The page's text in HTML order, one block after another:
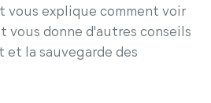
vous explique comment voir
vous donne d'autres conseils
la sauvegarde des